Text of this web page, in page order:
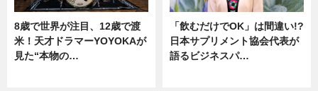
8歳で世界が注目、12歳で渡
米！天才ドラマーYOYOKAが
見た“本物の…
「飲むだけでOK」は間違い!?
日本サプリメント協会代表が
語るビジネスパ…